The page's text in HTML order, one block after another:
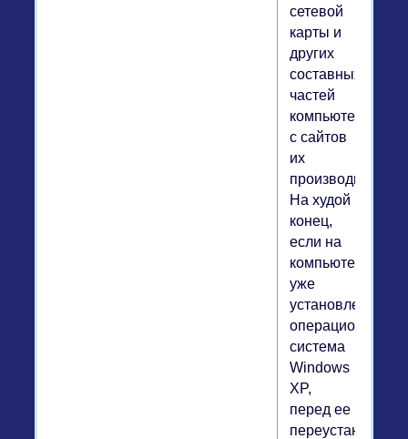
сетевой
карты и
других
составных
частей
компьютера
с сайтов
их
производителей.
На худой
конец,
если на
компьютере
уже
установлена
операционная
система
Windows
XP,
перед ее
переустановкой